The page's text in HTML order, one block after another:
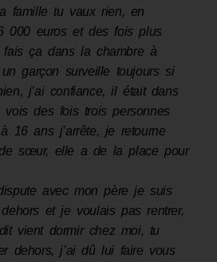
famille tu vaux rien, en
000 euros et des fois plus
fais ça dans la chambre à
garçon surveille toujours si
j’ai confiance,il était dans
des fois trois personnes
16 ans j’arrête, je retourne
sœur, elle a de la place pour
avec mon père je suis
et je voulais pas rentrer,
vient dormir chez moi, tu
dehors, j’ai dûlui faire vous